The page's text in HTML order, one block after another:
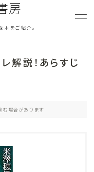
房
本をご紹介。
解説！あらすじ
む場合があります